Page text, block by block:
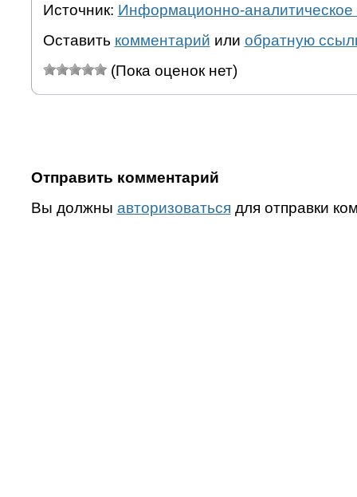
Источник: Информационно-аналитическое
Оставить комментарий или обратную
(Пока оценок нет)
Отправить комментарий
Вы должны авторизоваться для отправки